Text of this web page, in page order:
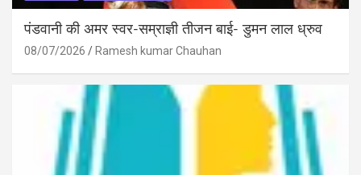
पंडवानी की अमर स्वर-सम्राज्ञी तीजन बाई- डुमन लाल ध्रुव
08/07/2026 Ramesh kumar Chauhan